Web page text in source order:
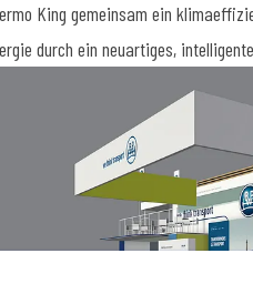
King gemeinsam ein
durch ein neuartiges,